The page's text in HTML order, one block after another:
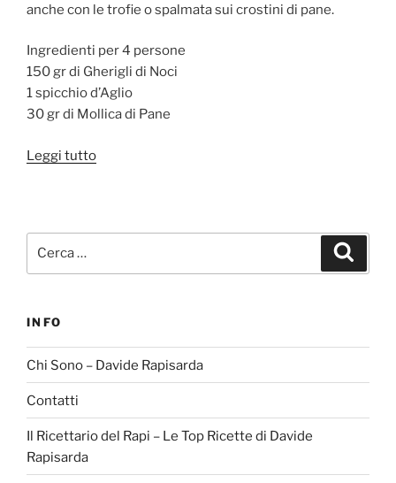
anche con le trofie o spalmata sui crostini di pane.
Ingredienti per 4 persone
150 gr di Gherigli di Noci
1 spicchio d’Aglio
30 gr di Mollica di Pane
Leggi tutto“La
INFO
Chi Sono – Davide Rapisarda
Contatti
Il Ricettario del Rapi – Le Top Ricette di Davide
Rapisarda